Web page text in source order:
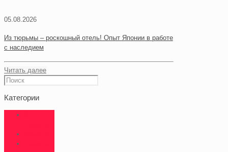
05.08.2026
Из тюрьмы – роскошный отель! Опыт Японии в работе
с наследием
Читать далее
Категории